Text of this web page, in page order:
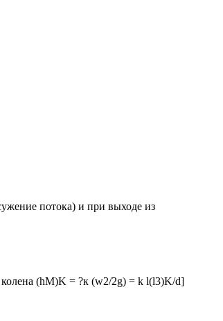
потока) и при выходе из
(hM)K = ?к (w2/2g) = k l(l3)K/d]